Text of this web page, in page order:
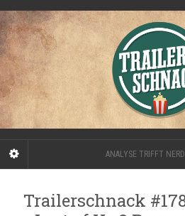
ANALYSE TRIFFT
Trailerschnack